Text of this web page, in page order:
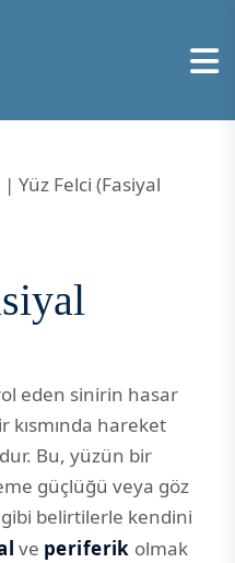
| Yüz Felci (Fasiyal
eden sinirin hasar
hareket
Bu, yüzün bir
güçlüğü veya göz
belirtilerle kendini
ve periferik olmak